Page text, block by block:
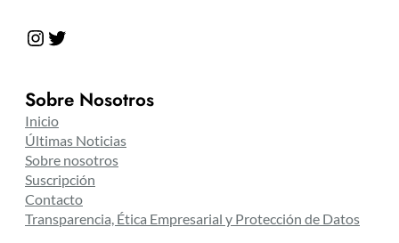
Instagram Twitter
Sobre Nosotros
Inicio
Últimas Noticias
Sobre nosotros
Suscripción
Contacto
Transparencia, Ética Empresarial y Protección de Datos